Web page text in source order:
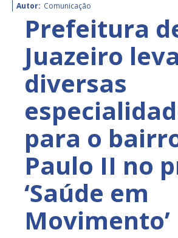
Autor: Comunicação
Prefeitura
Juazeiro leva
diversas
para o
Paulo II no
‘Saúde em
Movimento’